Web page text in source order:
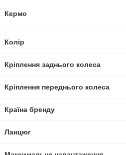
Кермо
Колір
Кріплення заднього колеса
Кріплення переднього колеса
Країна бренду
Ланцюг